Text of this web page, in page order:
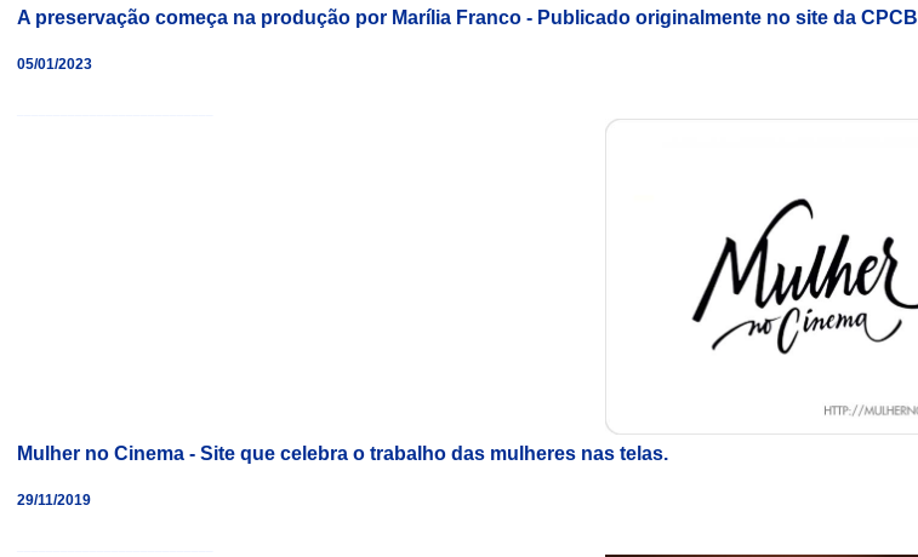
A preservação começa na produção por Marília Franco - Publicado originalmente no site da
05/01/2023
Mulher no Cinema - Site que celebra o trabalho das mulheres nas telas.
29/11/2019